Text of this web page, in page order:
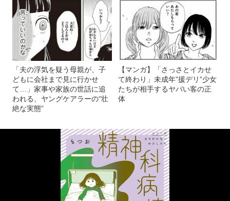
「夫の浮気を疑う母親が、子
どもに会社まで見に行かせ
て…」家事や家族の世話に追
われる、ヤングケアラーの“壮
絶な実態”
【マンガ】「さっさとイカせ
て終わり」未成年”援デリ”少女
たちが相手するヤバい客の正
体